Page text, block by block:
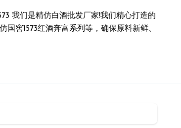
我们是精仿白酒批发厂家!我们精心打造的
窖1573红酒奔富系列等，确保原料新鲜、